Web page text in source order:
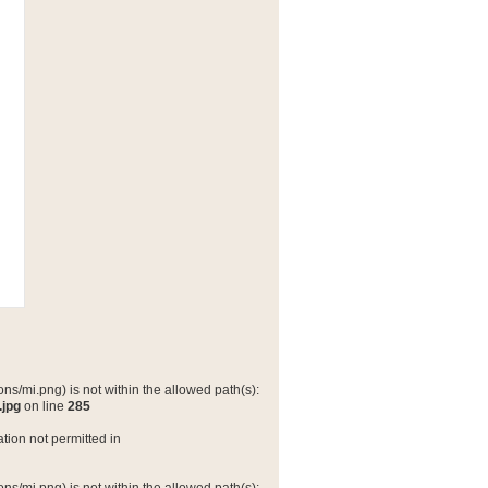
mi.png) is not within the allowed path(s):
on line 285
not permitted in